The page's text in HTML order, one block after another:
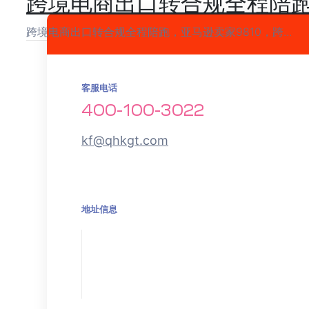
跨境电商出口转合规全程陪跑，亚马逊卖家9810，跨...
客服电话
400-100-3022
kf@qhkgt.com
地址信息